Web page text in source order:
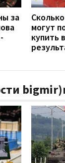
за
могут
купить